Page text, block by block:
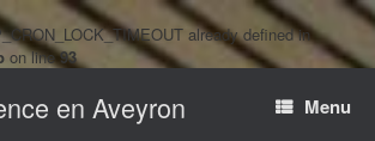
already defined in
on line93
en Aveyron Menu